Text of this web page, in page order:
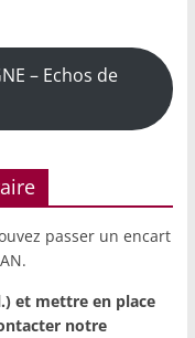
– Echos de
passer un encart
et mettre en place
notre